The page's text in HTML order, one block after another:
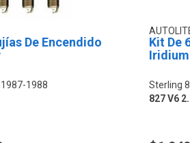
De Encendido
1987-1988
Kit De
Iridium
Sterling
827 V6